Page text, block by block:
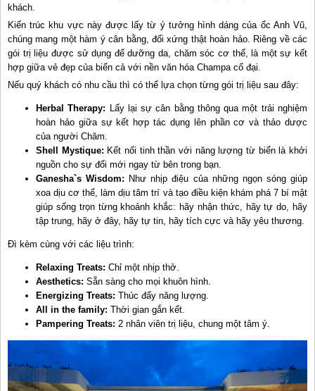
khách.
Kiến trúc khu vực này được lấy từ ý tưởng hình dáng của ốc Anh Vũ,
chúng mang một hàm ý cân bằng, đối xứng thật hoàn hảo. Riêng về các
gói trị liệu được sử dụng để dưỡng da, chăm sóc cơ thể, là một sự kết
hợp giữa vẻ đẹp của biển cả với nền văn hóa Champa cổ đại.
Nếu quý khách có nhu cầu thì có thể lựa chọn từng gói trị liệu sau đây:
Herbal Therapy: Lấy lại sự cân bằng thông qua một trải nghiệm
hoàn hảo giữa sự kết hợp tác dụng lên phần cơ và thảo dược
của người Chăm.
Shell Mystique: Kết nối tinh thần với năng lượng từ biển là khởi
nguồn cho sự đổi mới ngay từ bên trong bạn.
Ganesha`s Wisdom: Như nhịp điệu của những ngọn sóng giúp
xoa dịu cơ thể, làm dịu tâm trí và tạo điều kiện khám phá 7 bí mật
giúp sống trọn từng khoảnh khắc: hãy nhận thức, hãy tự do, hãy
tập trung, hãy ở đây, hãy tự tin, hãy tích cực và hãy yêu thương.
Đì kèm cùng với các liệu trình:
Relaxing Treats: Chỉ một nhịp thở.
Aesthetics: Sẵn sàng cho mọi khuôn hình.
Energizing Treats: Thúc đẩy năng lượng.
All in the family: Thời gian gắn kết.
Pampering Treats: 2 nhân viên trị liệu, chung một tâm ý.